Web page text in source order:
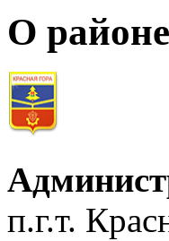
О районе
п.г.т.